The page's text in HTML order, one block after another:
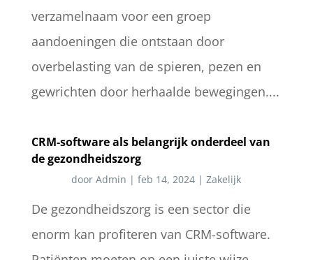
verzamelnaam voor een groep
aandoeningen die ontstaan door
overbelasting van de spieren, pezen en
gewrichten door herhaalde bewegingen....
CRM-software als belangrijk onderdeel van
de gezondheidszorg
doorAdmin |feb 14, 2024 |Zakelijk
De gezondheidszorg is een sector die
enorm kan profiteren van CRM-software.